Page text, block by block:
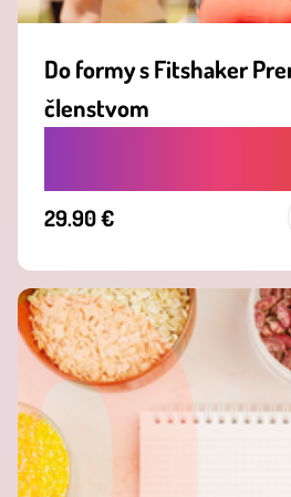
Do formy s Fitshaker
členstvom
29.90 €